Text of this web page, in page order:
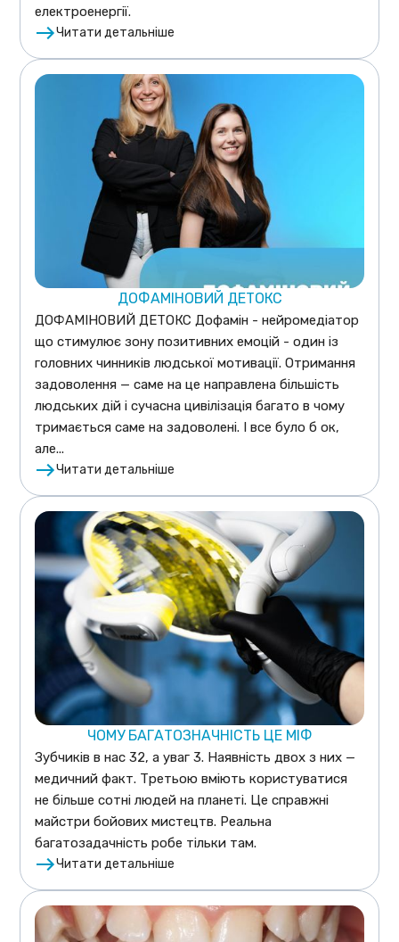
електроенергії.
Читати детальніше
ДОФАМІНОВИЙ ДЕТОКС
ДОФАМІНОВИЙ ДЕТОКС Дофамін - нейромедіатор
що стимулює зону позитивних емоцій - один із
головних чинників людської мотивації. Отримання
задоволення — саме на це направлена більшість
людських дій і сучасна цивілізація багато в чому
тримається саме на задоволені. І все було б ок,
але...
Читати детальніше
ЧОМУ БАГАТОЗНАЧНІСТЬ ЦЕ МІФ
Зубчиків в нас 32, а уваг 3. Наявність двох з них —
медичний факт. Третьою вміють користуватися
не більше сотні людей на планеті. Це справжні
майстри бойових мистецтв. Реальна
багатозадачність робе тільки там.
Читати детальніше